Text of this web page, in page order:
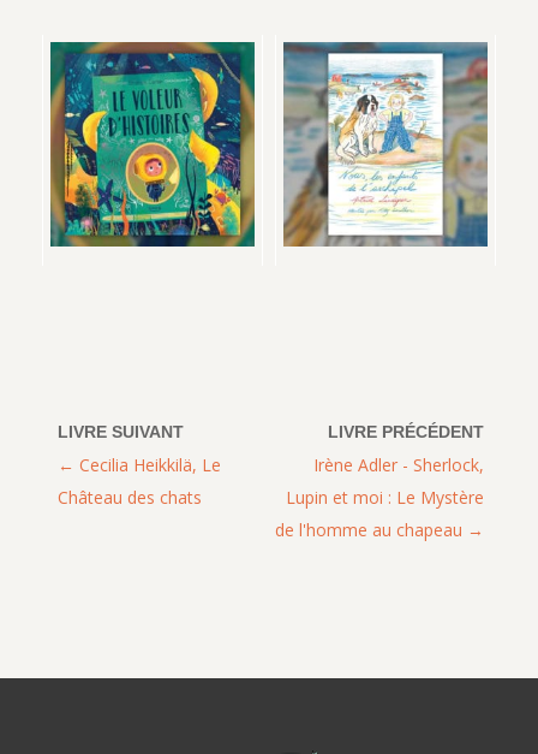
Irène Adler - Sherlock,
Lupin et moi : Le Mystère
de l'homme au chapeau
Cecilia Heikkilä, Le
Château des chats